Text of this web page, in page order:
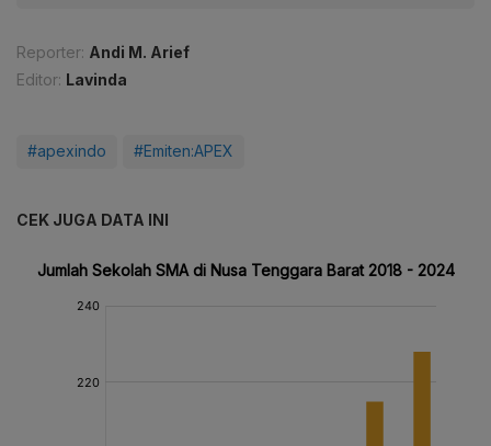
Reporter: Andi M. Arief
Editor: Lavinda
#apexindo #Emiten:APEX
CEK JUGA DATA INI